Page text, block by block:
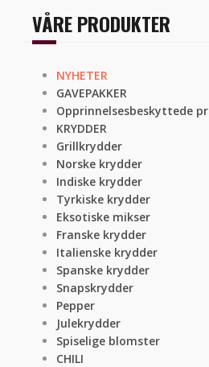
VÅRE PRODUKTER
NYHETER
GAVEPAKKER
Opprinnelsesbeskyttede
KRYDDER
Grillkrydder
Norske krydder
Indiske krydder
Tyrkiske krydder
Eksotiske mikser
Franske krydder
Italienske krydder
Spanske krydder
Snapskrydder
Pepper
Julekrydder
Spiselige blomster
CHILI